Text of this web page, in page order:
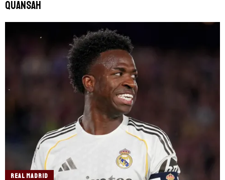
Quansah
REAL MADRID